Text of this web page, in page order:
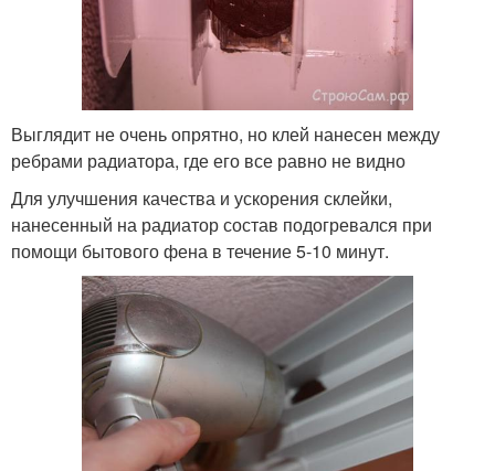
Выглядит не очень опрятно, но клей нанесен между
ребрами радиатора, где его все равно не видно
Для улучшения качества и ускорения склейки,
нанесенный на радиатор состав подогревался при
помощи бытового фена в течение 5-10 минут.